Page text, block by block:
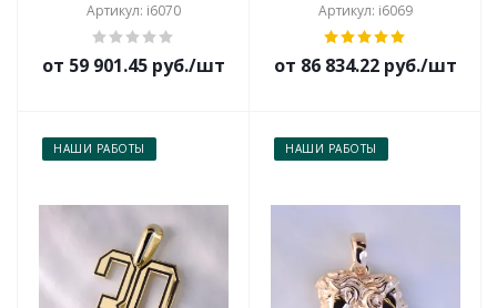
Артикул: i6070
от 59 901.45 руб./шт
Артикул: i6069
от 86 834.22 руб./шт
НАШИ РАБОТЫ НАШИ РАБОТЫ